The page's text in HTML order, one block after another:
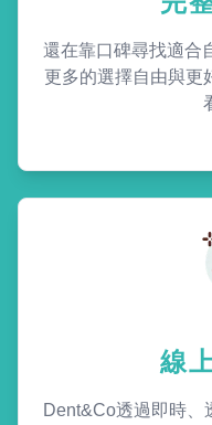
還在靠口碑尋找適合
更多的選擇自由與更
線
Dent&Co透過即時、